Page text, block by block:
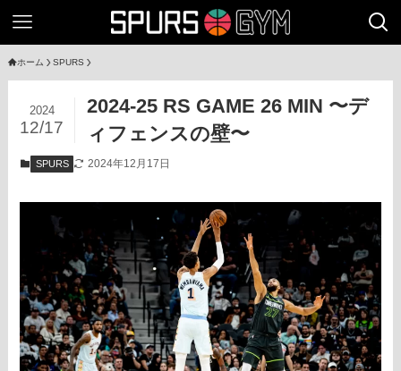
ホーム SPURS
2024-25 RS GAME 26 MIN 〜デ
ィフェンスの壁〜
2024
12/17
SPURS 2024年12月17日